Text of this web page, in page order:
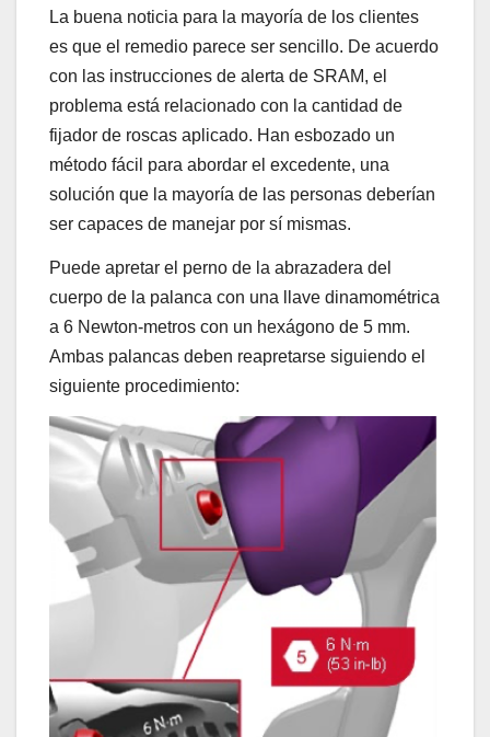
La buena noticia para la mayoría de los clientes
es que el remedio parece ser sencillo. De acuerdo
con las instrucciones de alerta de SRAM, el
problema está relacionado con la cantidad de
fijador de roscas aplicado. Han esbozado un
método fácil para abordar el excedente, una
solución que la mayoría de las personas deberían
ser capaces de manejar por sí mismas.
Puede apretar el perno de la abrazadera del
cuerpo de la palanca con una llave dinamométrica
a 6 Newton-metros con un hexágono de 5 mm.
Ambas palancas deben reapretarse siguiendo el
siguiente procedimiento: